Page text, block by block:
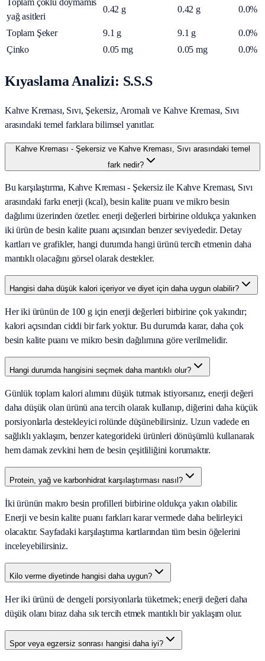
Toplam çoklu doymamis
yağ asitleri
0.42 g 0.42 g 0.0%
Toplam Şeker 9.1 g 9.1 g
0.0%
Çinko
0.05 mg 0.05 mg 0.0%
Kıyaslama Analizi: S.S.S
Kahve Kreması, Sıvı, Şekersiz, Aromalı ve Kahve Kreması, Sıvı
arasındaki temel farklara bilimsel yanıtlar.
Kahve Kreması - Şekersiz ve Kahve Kreması, Sıvı arasındaki temel
fark nedir?
Bu karşılaştırma, Kahve Kreması - Şekersiz ile Kahve Kreması, Sıvı
arasındaki farkı enerji (kcal), besin kalite puanı ve mikro besin
dağılımı üzerinden özetler. enerji değerleri birbirine oldukça yakınken
iki ürün de besin kalite puanı açısından benzer seviyededir. Detay
kartları ve grafikler, hangi durumda hangi ürünü tercih etmenin daha
mantıklı olacağını görsel olarak destekler.
Hangisi daha düşük kalori içeriyor ve diyet için daha uygun olabilir?
Her iki ürünün de 100 g için enerji değerleri birbirine çok yakındır;
kalori açısından ciddi bir fark yoktur. Bu durumda karar, daha çok
besin kalite puanı ve mikro besin dağılımına göre verilmelidir.
Hangi durumda hangisini seçmek daha mantıklı olur?
Günlük toplam kalori alımını düşük tutmak istiyorsanız, enerji değeri
daha düşük olan ürünü ana tercih olarak kullanıp, diğerini daha küçük
porsiyonlarla destekleyici rolünde düşünebilirsiniz. Uzun vadede en
sağlıklı yaklaşım, benzer kategorideki ürünleri dönüşümlü kullanarak
hem damak zevkini hem de besin çeşitliliğini korumaktır.
Protein, yağ ve karbonhidrat karşılaştırması nasıl?
İki ürünün makro besin profilleri birbirine oldukça yakın olabilir.
Enerji ve besin kalite puanı farkları karar vermede daha belirleyici
olacaktır. Sayfadaki karşılaştırma kartlarından tüm besin öğelerini
inceleyebilirsiniz.
Kilo verme diyetinde hangisi daha uygun?
Her iki ürünü de dengeli porsiyonlarla tüketmek; enerji değeri daha
düşük olanı biraz daha sık tercih etmek mantıklı bir yaklaşım olur.
Spor veya egzersiz sonrası hangisi daha iyi?